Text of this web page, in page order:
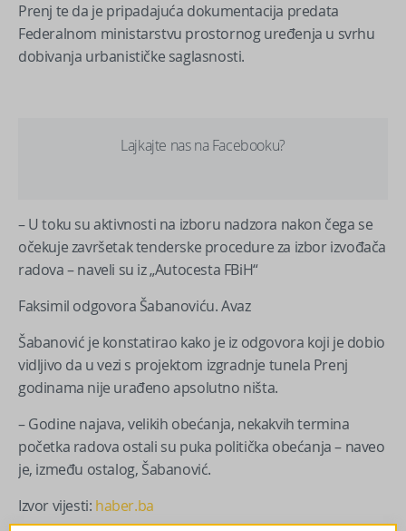
Prenj te da je pripadajuća dokumentacija predata
Federalnom ministarstvu prostornog uređenja u svrhu
dobivanja urbanističke saglasnosti.
Lajkajte nas na Facebooku?
– U toku su aktivnosti na izboru nadzora nakon čega se
očekuje završetak tenderske procedure za izbor izvođača
radova – naveli su iz „Autocesta FBiH“
Faksimil odgovora Šabanoviću.Avaz
Šabanović je konstatirao kako je iz odgovora koji je dobio
vidljivo da u vezi s projektom izgradnje tunela Prenj
godinama nije urađeno apsolutno ništa.
– Godine najava, velikih obećanja, nekakvih termina
početka radova ostali su puka politička obećanja – naveo
je, između ostalog, Šabanović.
Izvor vijesti: haber.ba